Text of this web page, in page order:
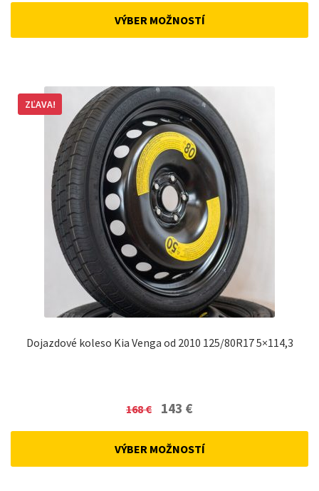
was:
VÝBER MOŽNOSTÍ
Dojazdové koleso Kia Venga od 2010 125/80R17 5×114,3
ZĽAVA!
168€
Original
was:
143 €Current
VÝBER MOŽNOSTÍ